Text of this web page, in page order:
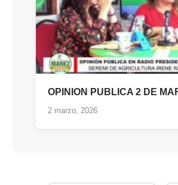
OPINION PUBLICA 2 DE
2 marzo, 2026